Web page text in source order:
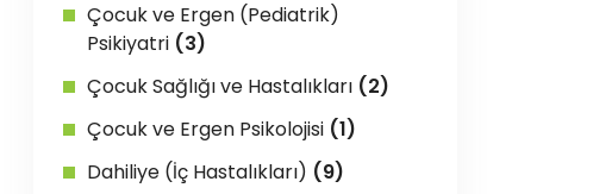
Çocuk ve Ergen (Pediatrik)
Psikiyatri (3)
Çocuk Sağlığı ve Hastalıkları (2)
Çocuk ve Ergen Psikolojisi (1)
Dahiliye (İç Hastalıkları) (9)